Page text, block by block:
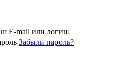
E-mail или логин:
Забыли пароль?